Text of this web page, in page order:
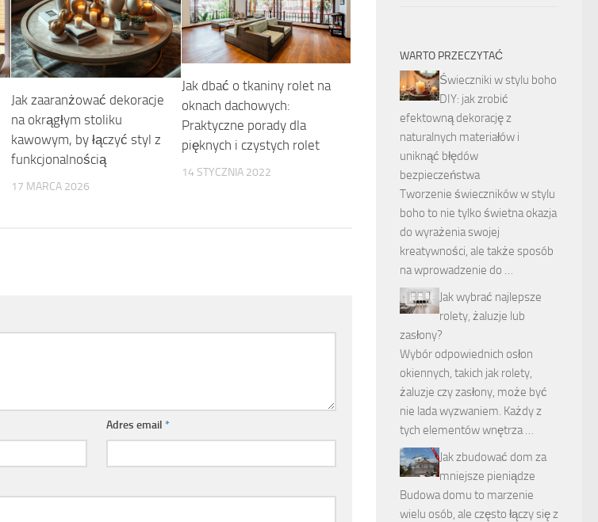
Jak zaaranżować dekoracje
na okrągłym stoliku
kawowym, by łączyć styl z
funkcjonalnością
17 MARCA 2026
Jak dbać o tkaniny rolet na
oknach dachowych:
Praktyczne porady dla
pięknych i czystych rolet
14 STYCZNIA 2022
Adres email*
WARTO PRZECZYTAĆ
Świeczniki w stylu boho
DIY: jak zrobić
efektowną dekorację z
naturalnych materiałów i
uniknąć błędów
bezpieczeństwa
Tworzenie świeczników w stylu
boho to nie tylko świetna okazja
do wyrażenia swojej
kreatywności, ale także sposób
na wprowadzenie do …
Jak wybrać najlepsze
rolety, żaluzje lub
zasłony?
Wybór odpowiednich osłon
okiennych, takich jak rolety,
żaluzje czy zasłony, może być
nie lada wyzwaniem. Każdy z
tych elementów wnętrza …
Jak zbudować dom za
mniejsze pieniądze
Budowa domu to marzenie
wielu osób, ale często łączy się z